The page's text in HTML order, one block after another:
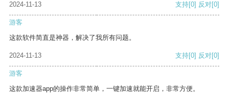
2024-11-13 支持[0] 反对[0]
游客
这款软件简直是神器，解决了我所有问题。
2024-11-13 支持[0] 反对[0]
游客
这款加速器app的操作非常简单，一键加速就能开启，非常方便。